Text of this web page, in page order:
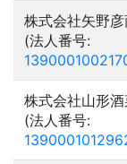
株式会社矢野
(法人番号:
株式会社山形
(法人番号: